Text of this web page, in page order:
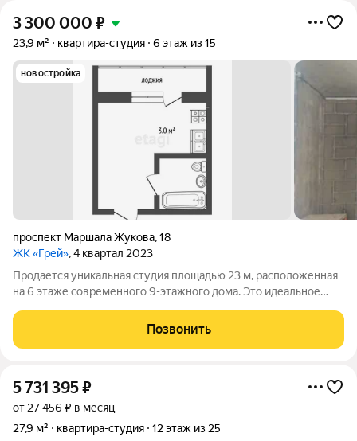
3 300 000 ₽
23,9 м² квартира-студия 6 этаж из 15
новостройка
проспект Маршала Жукова,18
ЖК «Грей», 4 квартал 2023
Продается уникальная студия площадью 23 м, расположенная
на 6 этаже современного 9-этажного дома. Это идеальное
открывают захватывающий вид на окрестности, где можно
наслаждаться великолепными
Позвонить
5 731 395₽
от 27 456 ₽ в месяц
27,9 м²
квартира-студия 12 этаж из 25